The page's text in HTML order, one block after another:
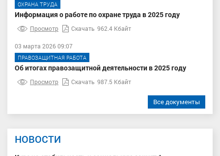
ОХРАНА ТРУДА
Информация о работе по охране труда в 2025 году
Просмотр Скачать 962.4 Кбайт
03 марта 2026 09:07
ПРАВОЗАЩИТНАЯ РАБОТА
Об итогах правозащитной деятельности в 2025 году
Просмотр Скачать 987.5 Кбайт
Все документы
НОВОСТИ